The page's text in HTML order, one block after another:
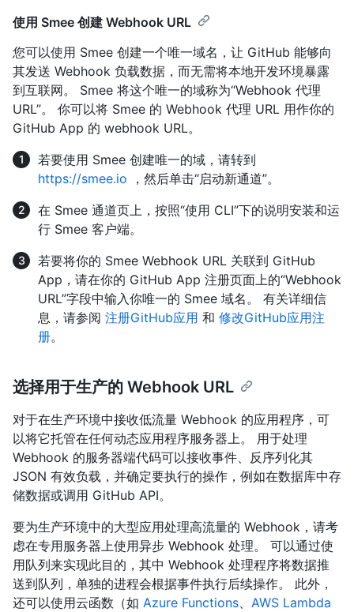
使用 Smee 创建 Webhook URL
您可以使用 Smee 创建一个唯一域名，让 GitHub 能够向
其发送 Webhook 负载数据，而无需将本地开发环境暴露
到互联网。 Smee 将这个唯一的域称为“Webhook 代理
URL”。 你可以将 Smee 的 Webhook 代理 URL 用作你的
GitHub App 的 webhook URL。
若要使用 Smee 创建唯一的域，请转到
https://smee.io ，然后单击“启动新通道”。
在 Smee 通道页上，按照“使用 CLI”下的说明安装和运
行 Smee 客户端。
若要将你的 Smee Webhook URL 关联到 GitHub
App，请在你的 GitHub App 注册页面上的“Webhook
URL”字段中输入你唯一的 Smee 域名。 有关详细信
息，请参阅 注册GitHub应用 和 修改GitHub应用注
册。
选择用于生产的 Webhook URL
对于在生产环境中接收低流量 Webhook 的应用程序，可
以将它托管在任何动态应用程序服务器上。 用于处理
Webhook 的服务器端代码可以接收事件、反序列化其
JSON 有效负载，并确定要执行的操作，例如在数据库中存
储数据或调用 GitHub API。
要为生产环境中的大型应用处理高流量的 Webhook，请考
虑在专用服务器上使用异步 Webhook 处理。 可以通过使
用队列来实现此目的，其中 Webhook 处理程序将数据推
送到队列，单独的进程会根据事件执行后续操作。 此外，
还可以使用云函数（如 Azure Functions、 AWS Lambda